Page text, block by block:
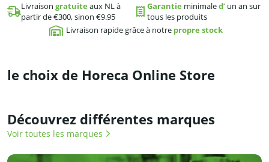
Livraison gratuite aux NL à
partir de €300, sinon €9.95
Garantie minimaled’un an sur
tous les produits
Livraison rapide grâce à notre propre stock
le choix de Horeca Online Store
Découvrez différentes marques
Voir toutes les marques